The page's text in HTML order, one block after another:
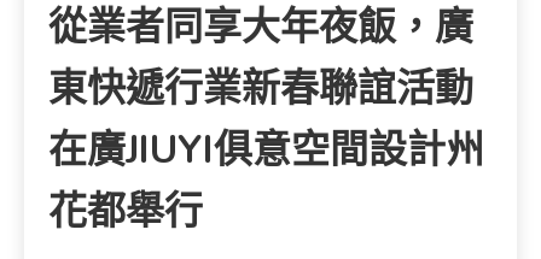
從業者同享大年夜飯，廣
東快遞行業新春聯誼活動
在廣JIUYI俱意空間設計州
花都舉行